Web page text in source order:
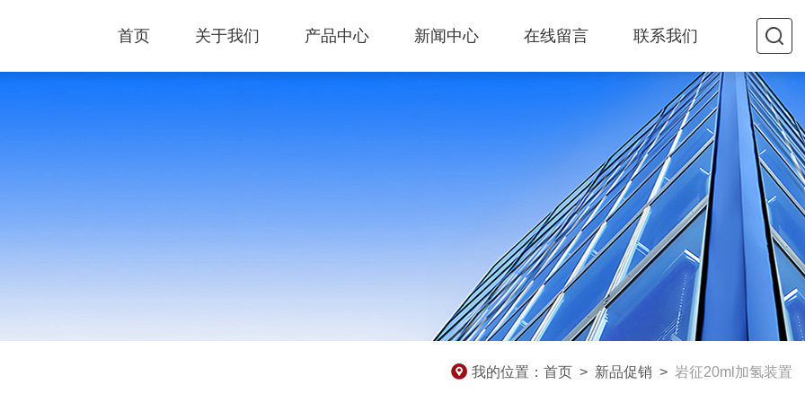
首页 关于我们 产品中心 新闻中心 在线留言 联系我们
我的位置： 首页 > 新品促销 > 岩征20ml加氢装置